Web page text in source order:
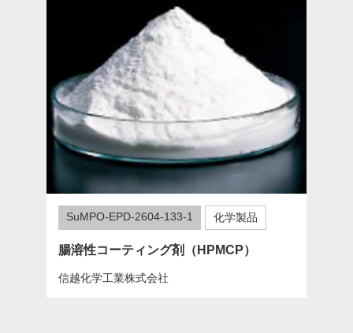
SuMPO-EPD-2604-133-1 化学製品
腸溶性コーティング剤（HPMCP）
信越化学工業株式会社